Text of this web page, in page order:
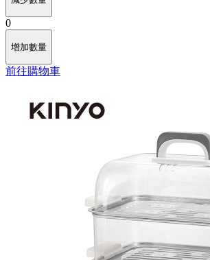
0
增加數量
前往購物車